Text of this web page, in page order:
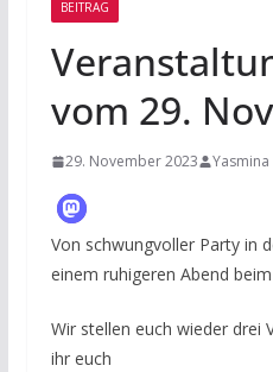
BEITRAG
vom 29.
29. November 2023 Yasmina
Von schwungvoller Party in
einem ruhigeren Abend
Wir stellen euch wieder drei
ihr euch